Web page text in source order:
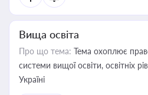
Вища освіта
Про що тема: Тема охоплює
системи вищої освіти, освітніх
Україні